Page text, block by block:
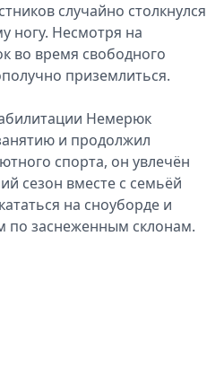
случайно столкнулся
ногу. Несмотря на
во время свободного
приземлиться.
Немерюк
и продолжил
спорта, он увлечён
сезон вместе с семьёй
на сноуборде и
по заснеженным склонам.